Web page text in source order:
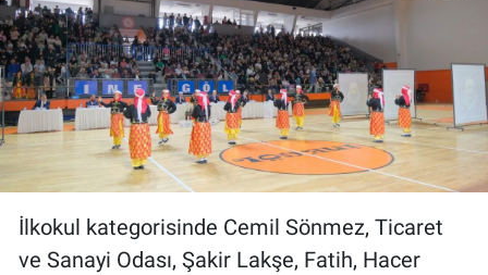
İlkokul kategorisinde Cemil Sönmez, Ticaret
ve Sanayi Odası, Şakir Lakşe, Fatih, Hacer